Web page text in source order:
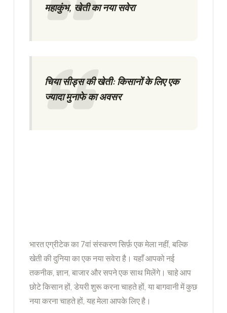
महाकुंभ, खेती का नया सवेरा
चिया सीड्स की खेती: किसानों के लिए एक
ज्यादा मुनाफे का अवसर
भारत एग्रीटेक का 7वां संस्करण सिर्फ़ एक मेला नहीं, बल्कि
खेती की दुनिया का एक नया सवेरा है। यहाँ आपको नई
तकनीक, ज्ञान, बाजार और सपने एक साथ मिलेंगे। चाहे आप
छोटे किसान हों, डेयरी शुरू करना चाहते हों, या बागवानी में कुछ
नया करना चाहते हों, यह मेला आपके लिए है।